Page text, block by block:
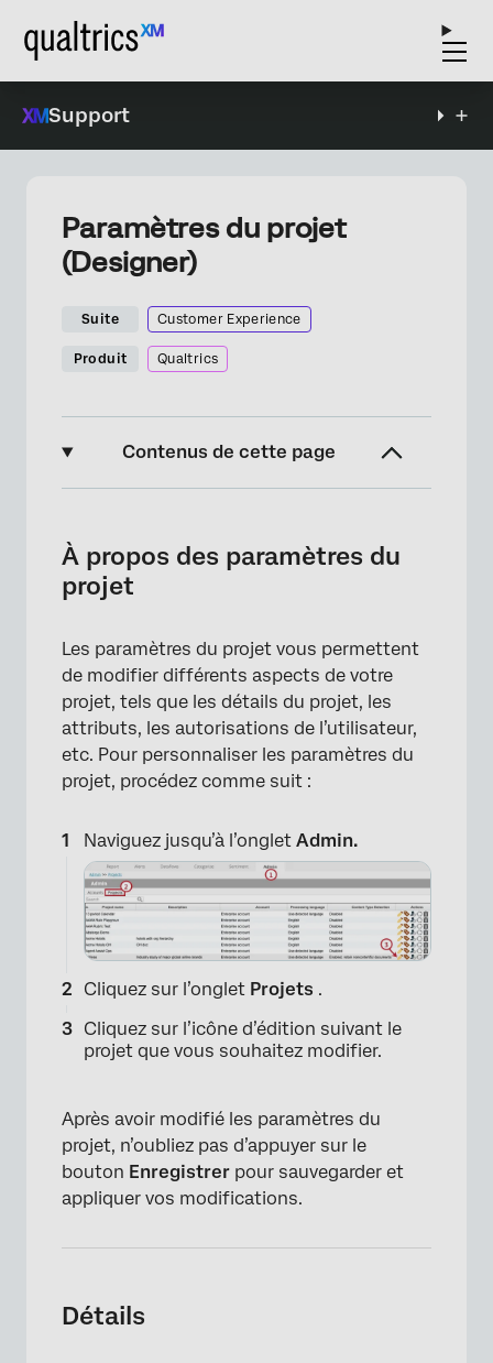
Support
Paramètres du projet
(Designer)
Suite Customer Experience
Produit Qualtrics
Contenus de cette page
Rapports
Sentiment
Attributs
Ensemble d’attributs
Autorisations des utilisateurs
Modèles
Chargeur de données
API d’exportation
Réglages de l’index
À propos des paramètres du
projet
Les paramètres du projet vous permettent
de modifier différents aspects de votre
projet, tels que les détails du projet, les
attributs, les autorisations de l’utilisateur,
etc. Pour personnaliser les paramètres du
projet, procédez comme suit :
Naviguez jusqu’à l’onglet Admin.
Cliquez sur l’onglet Projets .
Cliquez sur l’icône d’édition suivant le
projet que vous souhaitez modifier.
Après avoir modifié les paramètres du
projet, n’oubliez pas d’appuyer sur le
bouton Enregistrer pour sauvegarder et
appliquer vos modifications.
Détails